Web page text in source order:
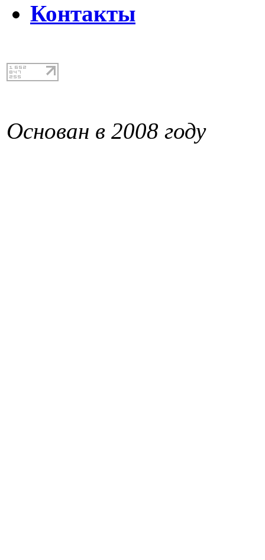
Контакты
Основан в 2008 году